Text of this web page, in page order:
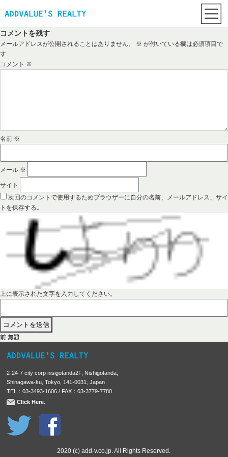
コメントを残す
メールアドレスが公開されることはありません。 ※ が付いている欄は必須項目で
す
コメント ※
名前 ※
メール ※
サイト
次回のコメントで使用するためブラウザーに自分の名前、メールアドレス、サイ
トを保存する。
上に表示された文字を入力してください。
投
稿
ビ
ゲ
ー
シ
ョ
前 前
投
:
無題
2-24-7 city corp nisigotanda2F, Nishigotanda,
Shinagawa-ku, Tokyo, 141-0031, Japan
TEL：03-3493-1606 / FAX：03-3779-7780
Click Here.
2020 (c) add-v.co.jp. All Rights Reserved.